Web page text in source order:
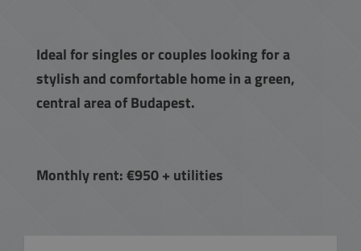
Ideal for singles or couples looking for a
stylish and comfortable home in a green,
central area of Budapest.
Monthly rent: €950 + utilities